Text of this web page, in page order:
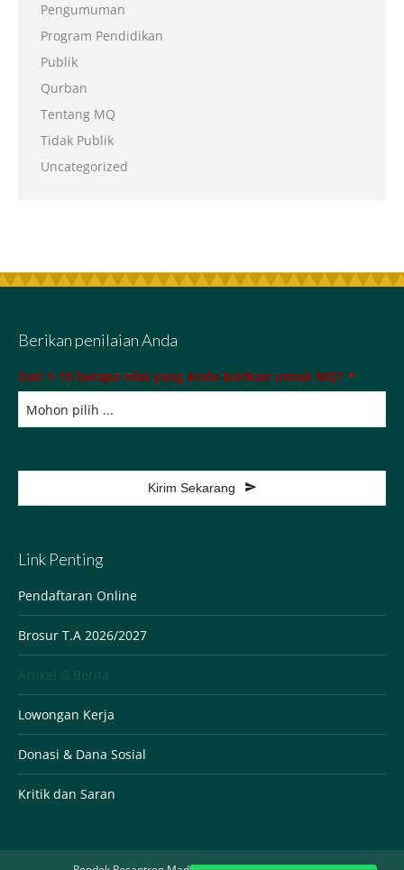
Pengumuman
Program Pendidikan
Publik
Qurban
Tentang MQ
Tidak Publik
Uncategorized
Berikan penilaian Anda
Dari 1-10 berapa nilai yang Anda berikan untuk MQ? *
Kirim Sekarang
field
be
left
blank
Link Penting
Pendaftaran Online
Brosur T.A 2026/2027
Artikel & Berita
Lowongan Kerja
Donasi & Dana Sosial
Kritik dan Saran